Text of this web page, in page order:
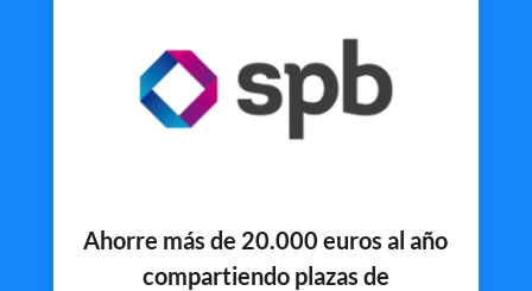
Ahorre más de 20.000 euros al año
compartiendo plazas de